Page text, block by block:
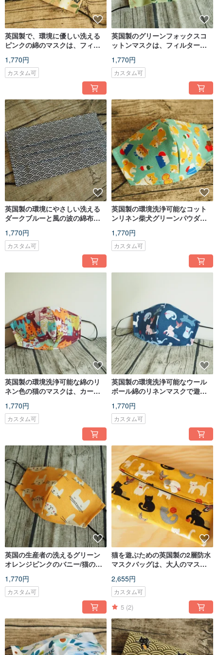
英国製で、環境に優しい洗える
ピンクの綿のマスクは、フィル
に入れることができます
1,770円
カスタム可
英国製のグリーンフォックスコ
ットンマスクは、フィルターま
1,770円
カスタム可
英国製の環境にやさしい洗える
ダークブルーと風の波の綿布製
トまたは使い捨てマスクに入れ
ることができます
1,770円
カスタム可
英国製の環境洗浄可能なコット
ンリネン柴犬グリーンパウダー
い捨てマスクに入れることがで
きます
1,770円
カスタム可
英国製の環境洗浄可能な綿のリ
ネン色の猫のマスクは、カート
入れることができます
1,770円
カスタム可
英国製の環境洗浄可能なウール
ボール綿のリネンマスクで遊ぶ
捨てマスクに入れることができ
ます
1,770円
カスタム可
英国の生産者の洗えるグリーン
オレンジピンクのバニー/猫の綿
ジまたは使い捨てマスクに入れ
ることができます
1,770円
カスタム可
猫を遊ぶための英国製の2層防水
マスクバッグは、大人のマスク
2,655円
カスタム可
5 (2)